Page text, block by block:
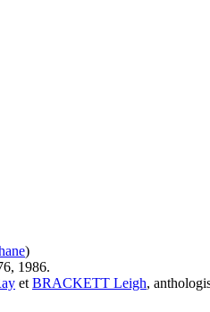
)
1986.
et BRACKETT Leigh,